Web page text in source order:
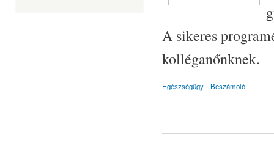
A sikeres
kolléganőnknek.
Egészségügy Beszámoló